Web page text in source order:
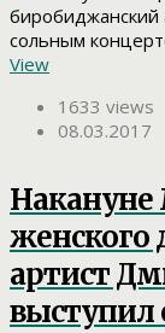
View
1633 views
08.03.2017
женского
артист
выступил